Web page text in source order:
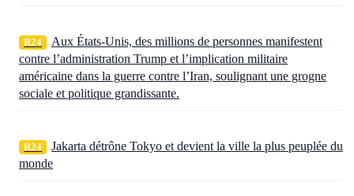
R24
Aux États‑Unis, des millions de personnes manifestent
contre l’administration Trump et l’implication militaire
américaine dans la guerre contre l’Iran, soulignant une grogne
sociale et politique grandissante.
R24
Jakarta détrône Tokyo et devient la ville la plus peuplée du
monde